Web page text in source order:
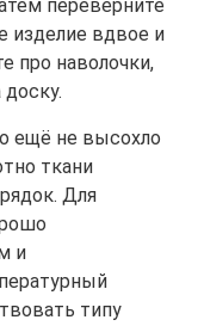
переверните
изделие вдвое и
про наволочки,
ещё не высохло
ткани
Для
и
типу